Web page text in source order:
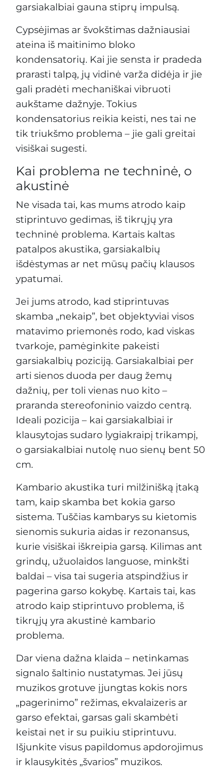
garsiakalbiai gauna stiprų impulsą.
Cypsėjimas ar švokštimas dažniausiai
ateina iš maitinimo bloko
kondensatorių. Kai jie sensta ir pradeda
prarasti talpą, jų vidinė varža didėja ir jie
gali pradėti mechaniškai vibruoti
aukštame dažnyje. Tokius
kondensatorius reikia keisti, nes tai ne
tik triukšmo problema – jie gali greitai
visiškai sugesti.
Kai problema ne techninė, o
akustinė
Ne visada tai, kas mums atrodo kaip
stiprintuvo gedimas, iš tikrųjų yra
techninė problema. Kartais kaltas
patalpos akustika, garsiakalbių
išdėstymas ar net mūsų pačių klausos
ypatumai.
Jei jums atrodo, kad stiprintuvas
skamba „nekaip”, bet objektyviai visos
matavimo priemonės rodo, kad viskas
tvarkoje, pamėginkite pakeisti
garsiakalbių poziciją. Garsiakalbiai per
arti sienos duoda per daug žemų
dažnių, per toli vienas nuo kito –
praranda stereofoninio vaizdo centrą.
Ideali pozicija – kai garsiakalbiai ir
klausytojas sudaro lygiakraipį trikampį,
o garsiakalbiai nutolę nuo sienų bent 50
cm.
Kambario akustika turi milžinišką įtaką
tam, kaip skamba bet kokia garso
sistema. Tuščias kambarys su kietomis
sienomis sukuria aidas ir rezonansus,
kurie visiškai iškreipia garsą. Kilimas ant
grindų, užuolaidos languose, minkšti
baldai – visa tai sugeria atspindžius ir
pagerina garso kokybę. Kartais tai, kas
atrodo kaip stiprintuvo problema, iš
tikrųjų yra akustinė kambario
problema.
Dar viena dažna klaida – netinkamas
signalo šaltinio nustatymas. Jei jūsų
muzikos grotuve įjungtas kokis nors
„pagerinimo” režimas, ekvalaizeris ar
garso efektai, garsas gali skambėti
keistai net ir su puikiu stiprintuvu.
Išjunkite visus papildomus apdorojimus
ir klausykitės „švarios” muzikos.